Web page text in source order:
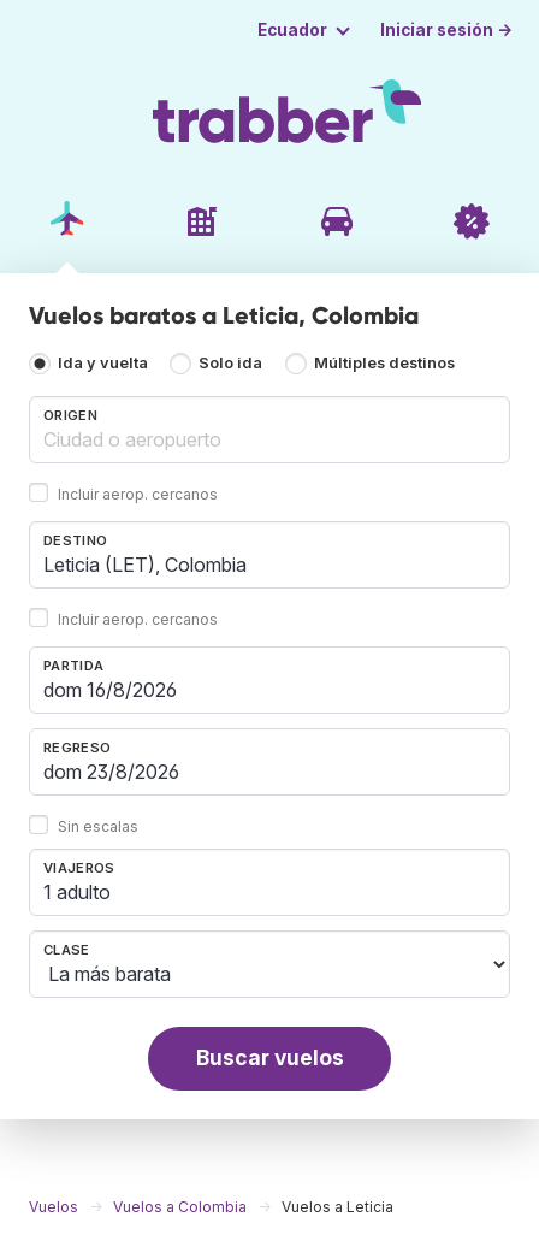
Ecuador Iniciar sesión →
Vuelos baratos a Leticia, Colombia
Ida y vuelta Solo ida Múltiples destinos
ORIGEN
Incluir aerop. cercanos
DESTINO
Incluir aerop. cercanos
PARTIDA
REGRESO
Sin escalas
VIAJEROS
1 adulto
CLASE
Buscar vuelos
Vuelos Vuelos a Colombia Vuelos a Leticia